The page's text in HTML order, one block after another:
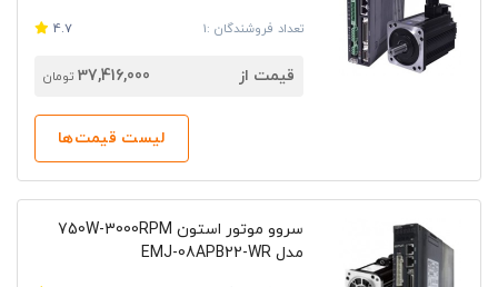
تعداد فروشندگان :1 4.7
قیمت از 37,416,000 تومان
لیست قیمت‌ها
سروو موتور استون 750W-3000RPM
مدل EMJ-08APB22-WR